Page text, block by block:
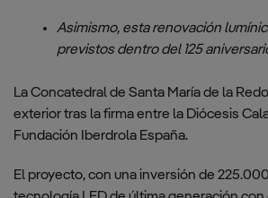
Reglamento de la
Dirección de
Política de
cumplimiento
información y de
protección del
Vigilancia Aérea
de Villatobas,
Base Coronel
Sánchez Bilbao,
Ciudad Real
Centro de
Adiestramiento
Asimismo, esta renovación
previstos dentro del 125
La Concatedral de Santa María de la
exterior tras la firma entre la Diócesis
Fundación Iberdrola España.
El proyecto, con una inversión de